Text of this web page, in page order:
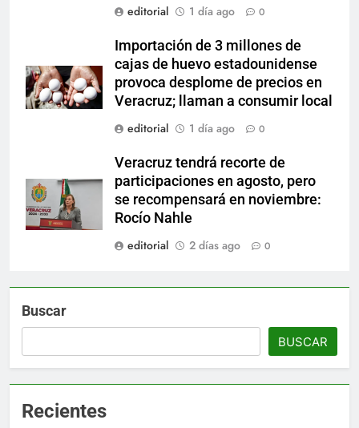
editorial
1 día ago 0
Importación de 3 millones de
cajas de huevo estadounidense
provoca desplome de precios en
Veracruz; llaman a consumir local
editorial
1 día ago 0
Veracruz tendrá recorte de
participaciones en agosto, pero
se recompensará en noviembre:
Rocío Nahle
editorial
2 días ago 0
Buscar
BUSCAR
Recientes